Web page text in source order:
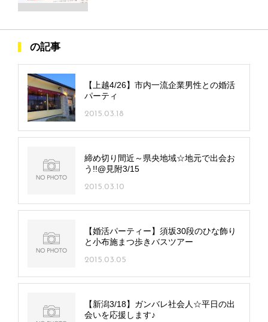
の記事
【上越4/26】市内一流企業男性との婚活
パーティ
2015.03.18
締め切り間近～県央地域☆地元で出会お
う!!@見附3/15
2015.03.10
【婚活パーティー】須坂30段のひな飾り
と小布施まつ歩きバスツアー
2015.03.05
【新潟3/18】ガンバレ社会人☆平日の出
会いを応援します♪